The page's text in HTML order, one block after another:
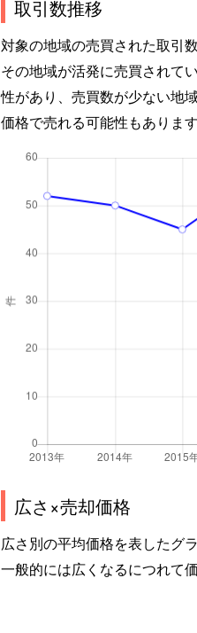
取引数推移
対象の地域の売買された取引
その地域が活発に売買されて
性があり、売買数が少ない地
価格で売れる可能性もあります
広さ×売却価格
広さ別の平均価格を表したグラ
一般的には広くなるにつれて